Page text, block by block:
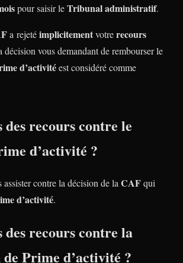
pour saisir leTribunal administratif.
a rejetéimplicitementvotrerecours
décision vous demandant de rembourser le
d’activitéest considéré comme
des recours contre le
d’activité ?
contre la décision de la CAFqui
d’activité.
des recours contre la
de Prime d’activité ?